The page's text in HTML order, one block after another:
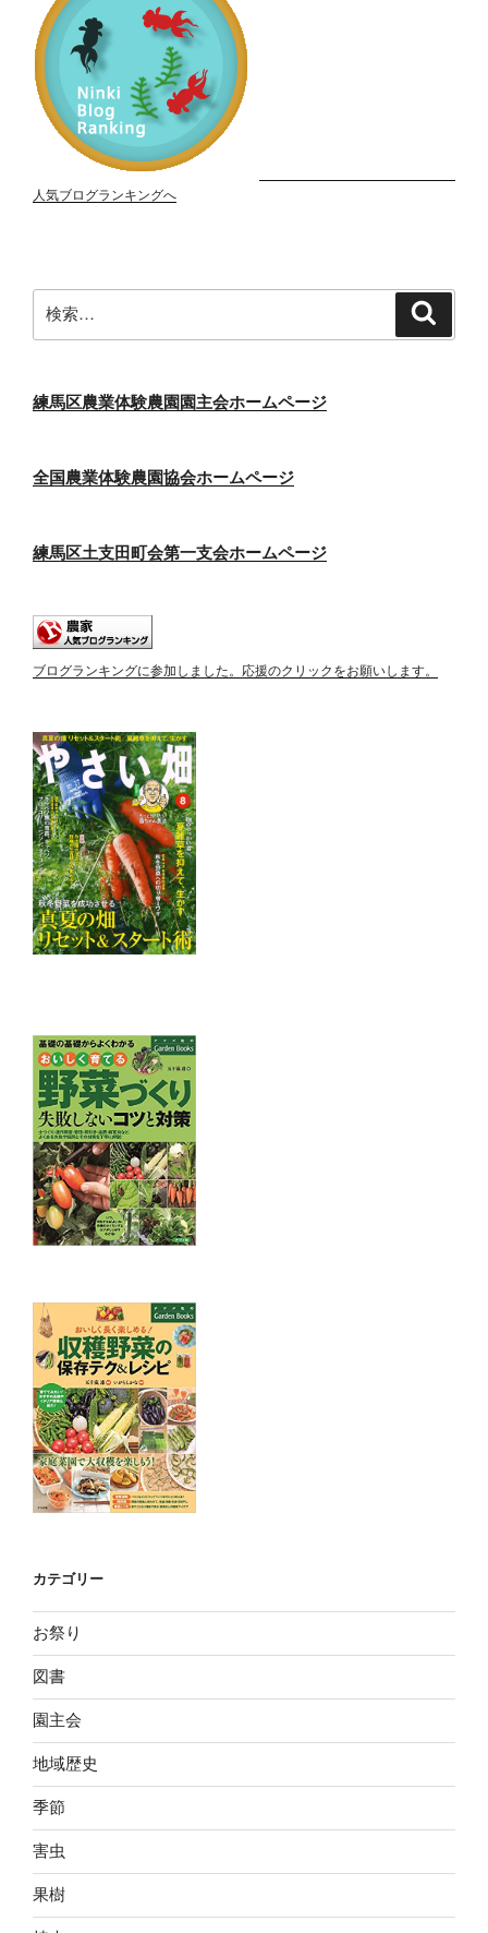
人気ブログランキングへ
索:
練馬区農業体験農園園主会ホームページ
全国農業体験農園協会ホームページ
練馬区土支田町会第一支会ホームページ
ブログランキングに参加しました。応援のクリックをお願いします。
カテゴリー
お祭り
図書
園主会
地域歴史
季節
害虫
果樹